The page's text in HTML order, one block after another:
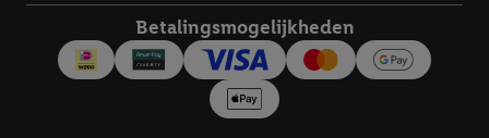
Betalingsmogelijkheden